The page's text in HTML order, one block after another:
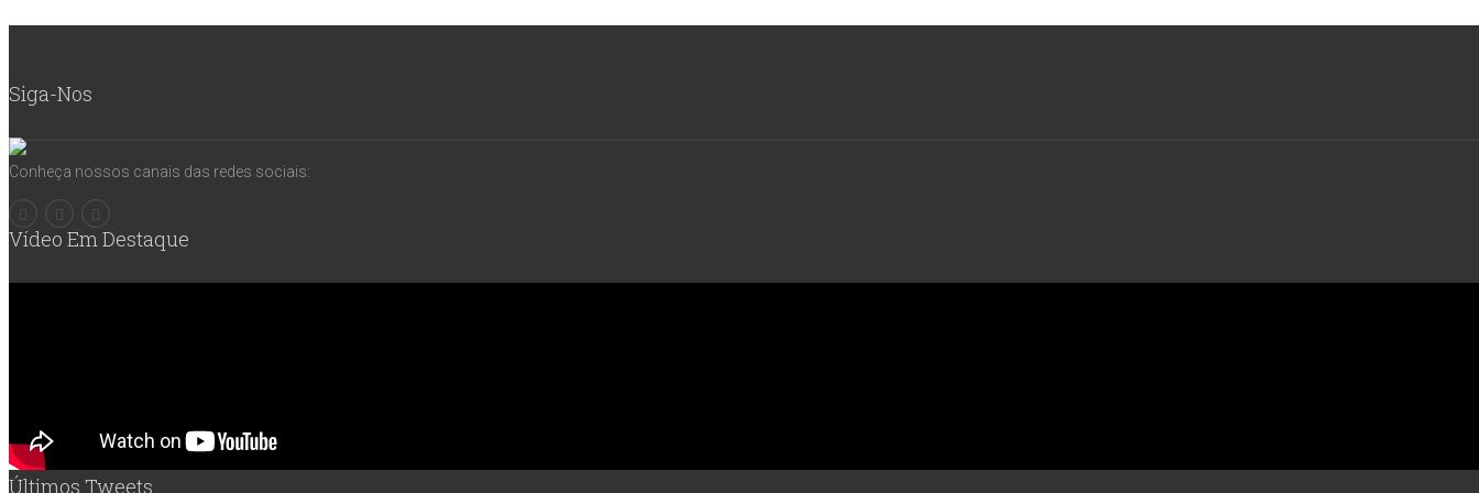
Siga-Nos
Conheça nossos canais das redes sociais:
Vídeo Em Destaque
Últimos Tweets